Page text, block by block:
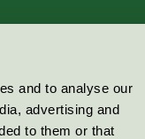
and to analyse our
advertising and
to them or that